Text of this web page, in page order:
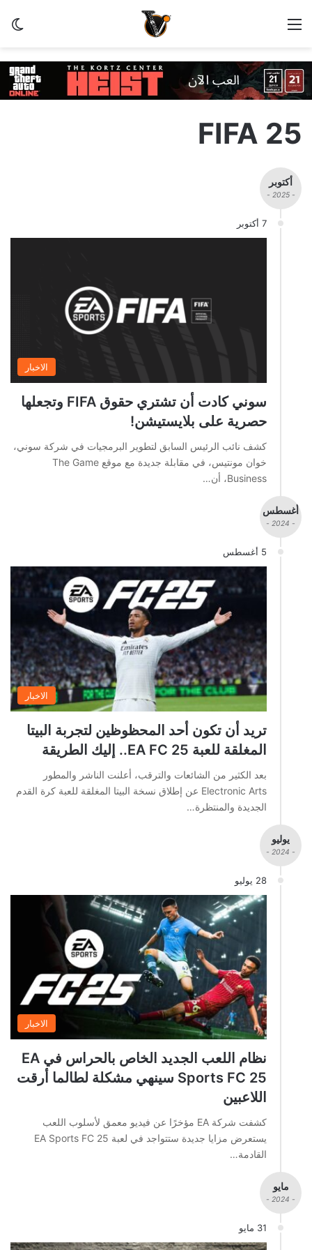
القائمة
FIFA 25
أكتوبر
- 2025 -
7 أكتوبر
الاخبار
سوني كادت أن تشتري حقوق FIFA وتجعلها
حصرية على بلايستيشن!
كشف نائب الرئيس السابق لتطوير البرمجيات في شركة سوني،
خوان مونتيس، في مقابلة جديدة مع موقع The Game
Business، أن…
أغسطس
- 2024 -
5 أغسطس
الاخبار
تريد أن تكون أحد المحظوظين لتجربة البيتا
المغلقة للعبة EA FC 25.. إليك الطريقة
بعد الكثير من الشائعات والترقب، أعلنت الناشر والمطور
Electronic Arts عن إطلاق نسخة البيتا المغلقة للعبة كرة القدم
الجديدة والمنتظرة…
يوليو
- 2024 -
28 يوليو
الاخبار
نظام اللعب الجديد الخاص بالحراس في EA
Sports FC 25 سينهي مشكلة لطالما أرقت
اللاعبين
كشفت شركة EA مؤخرًا عن فيديو معمق لأسلوب اللعب
يستعرض مزايا جديدة ستتواجد في لعبة EA Sports FC 25
القادمة…
مايو
- 2024 -
31 مايو